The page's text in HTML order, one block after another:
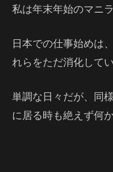
私は年末年始のマニ
日本での仕事始めは
れらをただ消化してい
単調な日々だが、同
に居る時も絶えず何